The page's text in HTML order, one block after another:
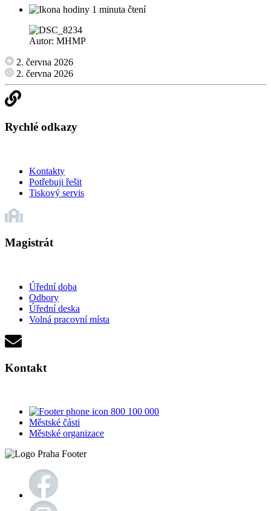
1 minuta čtení
Autor: MHMP
2. června 2026
2. června 2026
Rychlé odkazy
Kontakty
Potřebuji řešit
Tiskový servis
Magistrát
Úřední doba
Odbory
Úřední deska
Volná pracovní místa
Kontakt
800 100 000
Městské části
Městské organizace